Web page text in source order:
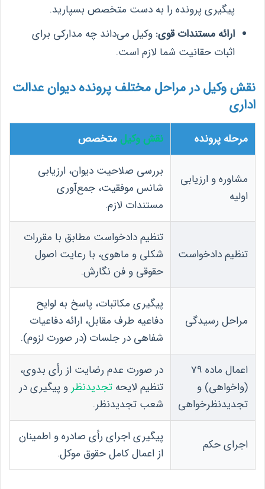
پیگیری پرونده را به دست متخصص بسپارید.
ارائه مستندات قوی: وکیل می‌داند چه مدارکی برای
اثبات حقانیت شما لازم است.
نقش وکیل در مراحل مختلف پرونده دیوان عدالت
اداری
مرحله پرونده نقش وکیلمتخصص
مشاوره و ارزیابی
اولیه
بررسی صلاحیت دیوان، ارزیابی
شانس موفقیت، جمع‌آوری
مستندات لازم.
تنظیم دادخواست
تنظیم دادخواست مطابق با مقررات
شکلی و ماهوی، با رعایت اصول
حقوقی و فن نگارش.
مراحل رسیدگی
پیگیری مکاتبات، پاسخ به لوایح
دفاعیه طرف مقابل، ارائه دفاعیات
شفاهی در جلسات (در صورت لزوم).
اعمال ماده 79
(واخواهی) و
تجدیدنظرخواهی
در صورت عدم رضایت از رأی بدوی،
تنظیم لایحه تجدیدنظر و پیگیری در
شعب تجدیدنظر.
اجرای حکم
پیگیری اجرای رأی صادره و اطمینان
از اعمال کامل حقوق موکل.